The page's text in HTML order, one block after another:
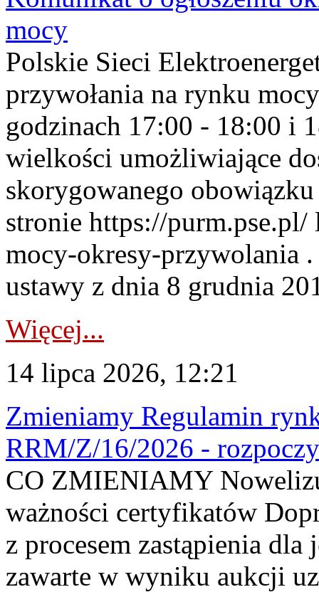
mocy
Polskie Sieci
przywołania na rynku
godzinach 17:00 - 18:00 i
wielkości umożliwiające
skorygowanego
stronie https://
mocy-okresy-przywolania
ustawy z dnia 8 grudnia
Więcej...
14 lipca 2026, 12:21
Zmieniamy Regulamin
RRM/Z/16/2026 -
CO ZMIENIAMY
ważności certyfikatów
z procesem zastąpienia
zawarte w wyniku aukcji